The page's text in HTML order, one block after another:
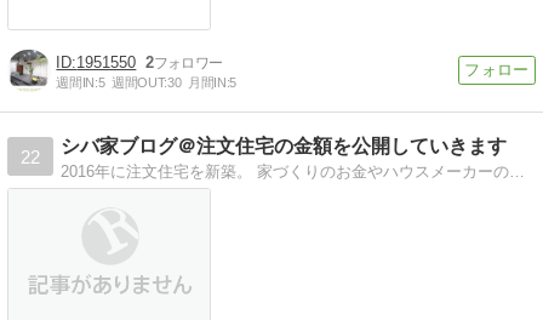
1951550 2
週間IN:5 週間OUT:30 月間IN:5
22
シバ家ブログ＠注文住宅の金額を公開していきます
2016年に注文住宅を新築。 家づくりのお金やハウスメーカーの比較情報を公開していきます。